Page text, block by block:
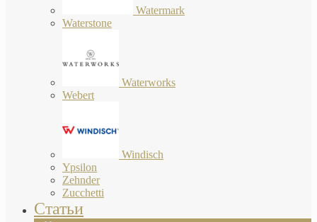
Watermark
Waterstone
Waterworks
Webert
Windisch
Ypsilon
Zehnder
Zucchetti
Статьи